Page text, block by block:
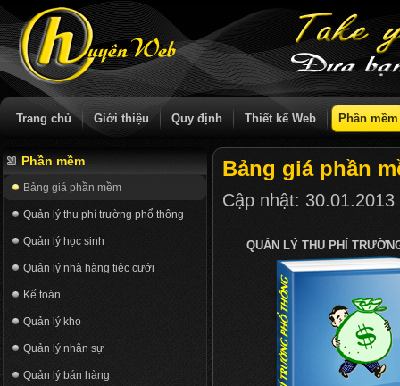
Trang chủ Giới thiệu Quy định Thiết kế Web Phần mềm
Phần mềm
Bảng giá phần mềm
Quản lý thu phí trường phổ thông
Quản lý học sinh
Quản lý nhà hàng tiệc cưới
Kế toán
Quản lý kho
Quản lý nhân sự
Quản lý bán hàng
Bảng giá phần
Cập nhật: 30.01.2013
QUẢN LÝ THU PHÍ